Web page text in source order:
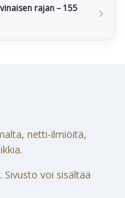
rajan – 155
netti-ilmiöitä,
Sivusto voi sisältää